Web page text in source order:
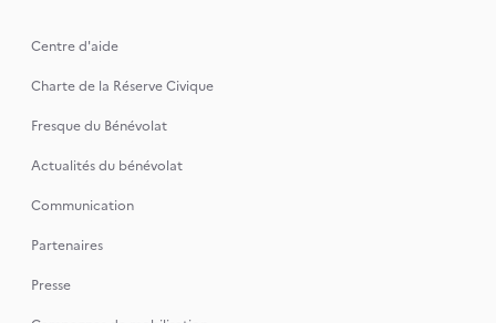
Centre d'aide
Charte de la Réserve Civique
Fresque du Bénévolat
Actualités du bénévolat
Communication
Partenaires
Presse